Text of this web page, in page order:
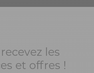
les
et offres !